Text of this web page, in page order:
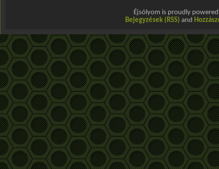
Éjsólyom is proudly
Bejegyzések (RSS) and